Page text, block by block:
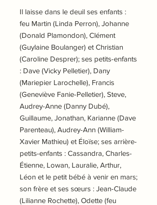
Il laisse dans le deuil ses enfants :
feu Martin (Linda Perron), Johanne
(Donald Plamondon), Clément
(Guylaine Boulanger) et Christian
(Caroline Desprer); ses petits-enfants
: Dave (Vicky Pelletier), Dany
(Mariepier Larochelle), Francis
(Geneviève Fanie-Pelletier), Steve,
Audrey-Anne (Danny Dubé),
Guillaume, Jonathan, Karianne (Dave
Parenteau), Audrey-Ann (William-
Xavier Mathieu) et Éloïse; ses arrière-
petits-enfants : Cassandra, Charles-
Étienne, Lowan, Lauralie, Arthur,
Léon et le petit bébé à venir en mars;
son frère et ses sœurs : Jean-Claude
(Lilianne Rochette), Odette (feu